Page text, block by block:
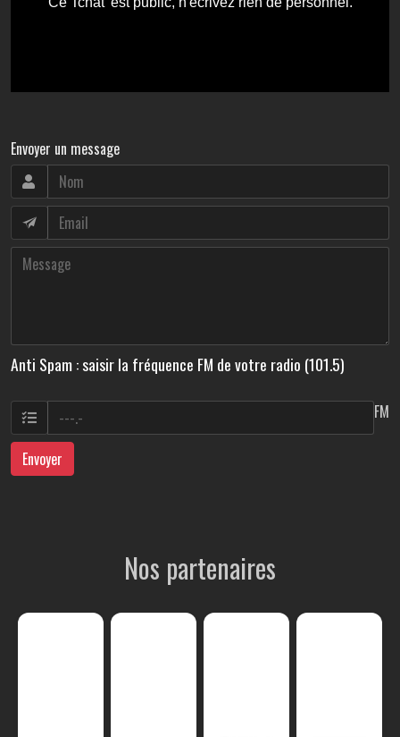
Envoyer un message
Anti Spam : saisir la fréquence FM de votre radio (101.5)
FM
Envoyer
Nos partenaires